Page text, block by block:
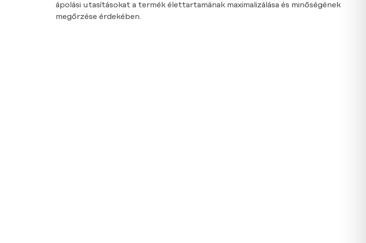
ápolási utasításokat a termék élettartamának maximalizálása és minőségének
megőrzése érdekében.